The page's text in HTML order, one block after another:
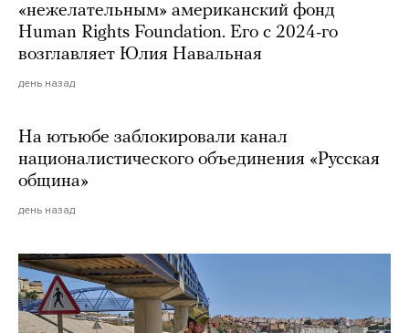
«нежелательным» американский фонд
Human Rights Foundation. Его с 2024-го
возглавляет Юлия Навальная
день назад
На ютьюбе заблокировали канал
националистического объединения «Русская
община»
день назад